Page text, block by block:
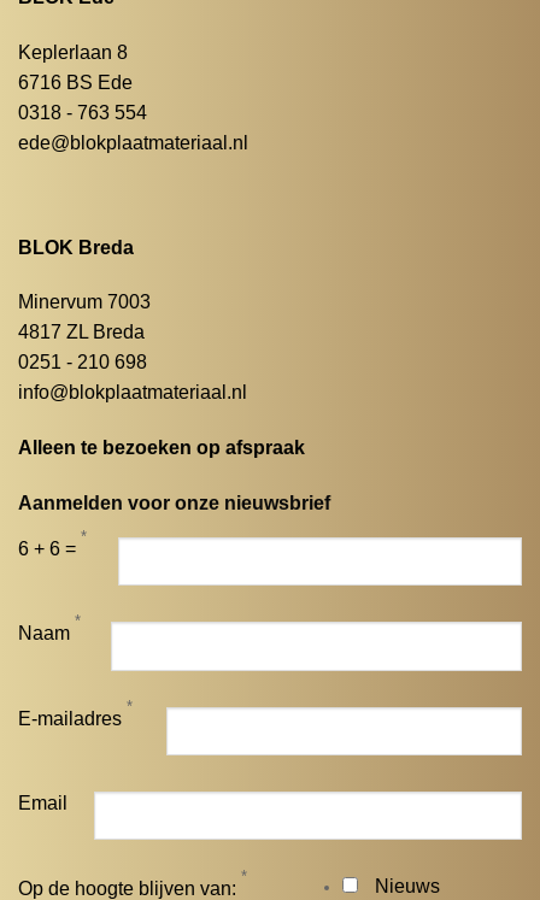
Keplerlaan 8
6716 BS Ede
0318 - 763 554
ede@blokplaatmateriaal.nl
BLOK Breda
Minervum 7003
4817 ZL Breda
0251 - 210 698
info@blokplaatmateriaal.nl
Alleen te bezoeken op afspraak
Aanmelden voor onze nieuwsbrief
6 + 6 =
*
Naam
*
E-mailadres
*
Email
Op de hoogte blijven van:
* Nieuws